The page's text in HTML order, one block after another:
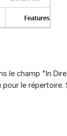
le champ "In
le répertoire.